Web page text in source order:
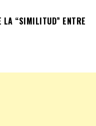
LA “SIMILITUD” ENTRE